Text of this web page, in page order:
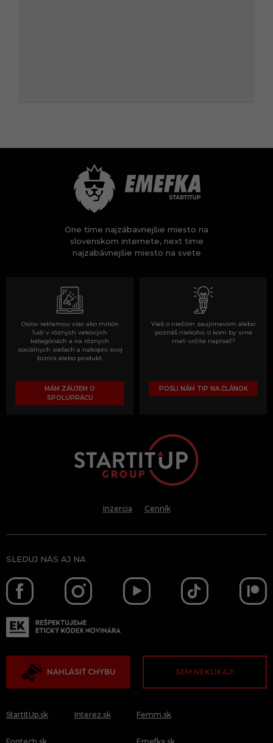
One time najzábavnejšie miesto na
slovenskom internete, next time
najzabávnejšie miesto na svete
Oslov reklamou viac ako milión
ľudí v rôznych vekových
kategóriách a na rôznych
sociálnych sieťach a nakopni svoj
biznis alebo produkt.
MÁM ZÁUJEM O
SPOLUPRÁCU
Vieš o niečom zaujímavom alebo
poznáš niekoho, o kom by sme
mali určite napísať?
POŠLI NÁM TIP NA ČLÁNOK
Inzercia Cenník
SLEDUJ NÁS AJ NA
NAHLÁSIŤ CHYBU SEM NEKLIKAJ!
StartItUp.sk Interez.sk Femm.sk